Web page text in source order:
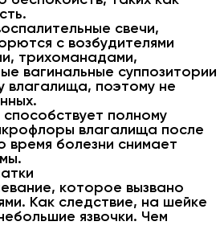
свечи,
с возбудителями
трихоманадами,
вагинальные суппозитории
поэтому не
полному
влагалища после
время болезни снимает
которое вызвано
Как следствие, на шейке
язвочки. Чем